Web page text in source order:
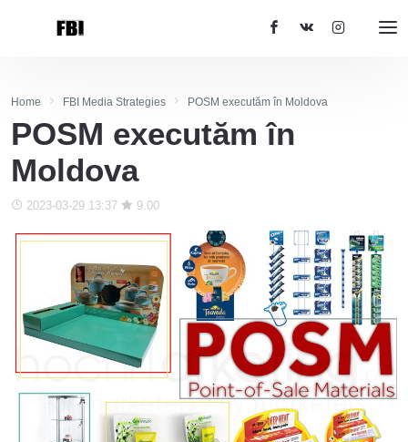
Home FBI Media Strategies POSM executăm în Moldova
POSM executăm în
Moldova
2023-03-29 13:37 9.00